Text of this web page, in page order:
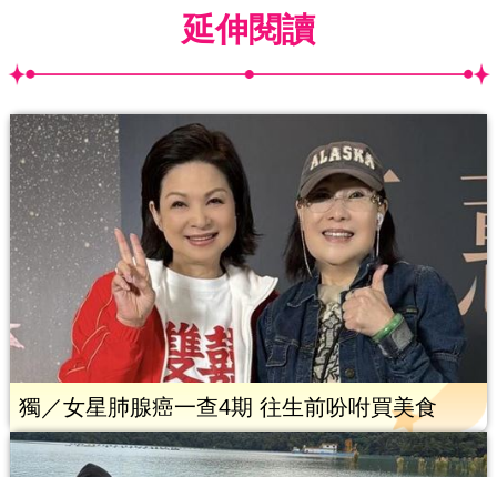
延伸閱讀
獨／女星肺腺癌一查4期 往生前吩咐買美食